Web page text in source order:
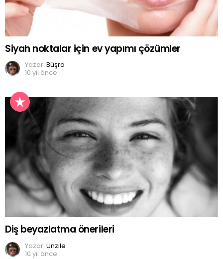
Siyah noktalar için ev yapımı çözümler
Yazar: Büşra
10 yıl önce
Diş beyazlatma önerileri
Yazar: Ünzile
10 yıl önce